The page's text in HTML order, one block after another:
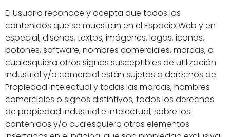
El Usuario reconoce y acepta que todos los
contenidos que se muestran en el Espacio Web y en
especial, diseños, textos, imágenes, logos, iconos,
botones, software, nombres comerciales, marcas, o
cualesquiera otros signos susceptibles de utilización
industrial y/o comercial están sujetos a derechos de
Propiedad Intelectual y todas las marcas, nombres
comerciales o signos distintivos, todos los derechos
de propiedad industrial e intelectual, sobre los
contenidos y/o cualesquiera otros elementos